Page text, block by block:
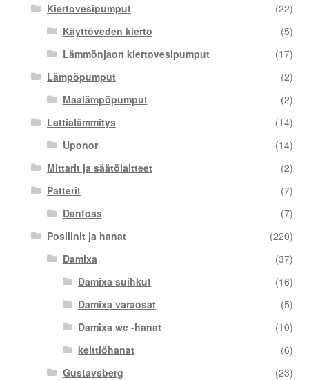
Kiertovesipumput
(22)
Käyttöveden kierto
(5)
Lämmönjaon kiertovesipumput
(17)
Lämpöpumput
(2)
Maalämpöpumput
(2)
Lattialämmitys
(14)
Uponor
(14)
Mittarit ja säätölaitteet
(2)
Patterit
(7)
Danfoss
(7)
Posliinit ja hanat
(220)
Damixa
(37)
Damixa suihkut
(16)
Damixa varaosat
(5)
Damixa wc -hanat
(10)
keittiöhanat
(6)
Gustavsberg
(23)